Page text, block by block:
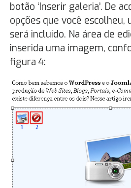
botão ‘Inserir galeria’. De
opções que você
será incluído. Na área de
inserida uma imagem,
figura 4: